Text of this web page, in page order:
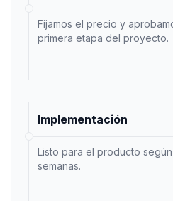
Fijamos el precio y
primera etapa del proyecto.
Implementación
Listo para el producto
semanas.